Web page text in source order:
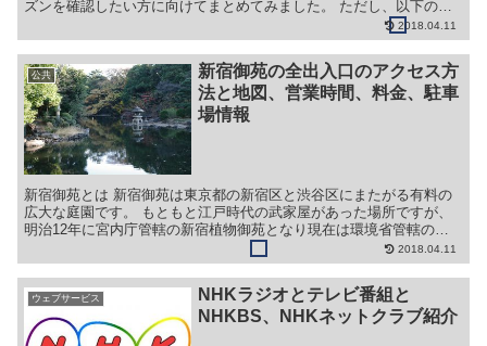
ズンを確認したい方に向けてまとめてみました。 ただし、以下の見
頃の時期は平年の平均であるため、9月から10月にかけて...2018.04.11
公共
新宿御苑の全出入口のアクセス方
法と地図、営業時間、料金、駐車
場情報
新宿御苑とは 新宿御苑は東京都の新宿区と渋谷区にまたがる有料の
広大な庭園です。 もともと江戸時代の武家屋があった場所ですが、
明治12年に宮内庁管轄の新宿植物御苑となり現在は環境省管轄の庭
園で二酸化炭素の削減、ゴミの減量問題など環境保全に取り...2018.04.11
ウェブサービス
NHKラジオとテレビ番組と
NHKBS、NHKネットクラブ紹介